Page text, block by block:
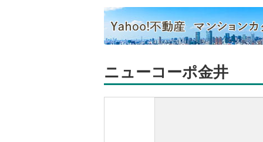
ニューコーポ金井